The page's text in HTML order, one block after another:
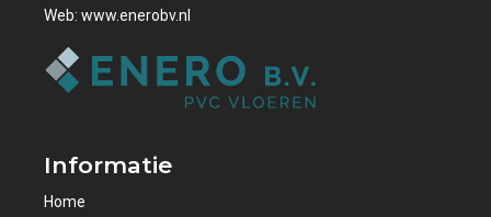
Web: www.enerobv.nl
Informatie
Home